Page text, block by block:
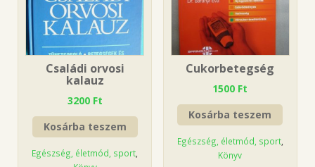
Családi orvosi
kalauz
3200 Ft
Kosárba teszem
Egészség, életmód, sport
Cukorbetegség
1500 Ft
Kosárba teszem
Egészség, életmód, sport,
Könyv